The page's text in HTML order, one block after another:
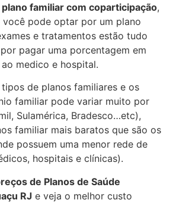
plano familiar com coparticipação,
você pode optar por um plano
e tratamentos estão tudo
pagar uma porcentagem em
medico e hospital.
de planos familiares e os
familiar pode variar muito por
Sulamérica, Bradesco…etc),
familiar mais baratos que são os
possuem uma menor rede de
hospitais e clínicas).
de Planos de Saúde
RJ e veja o melhor custo